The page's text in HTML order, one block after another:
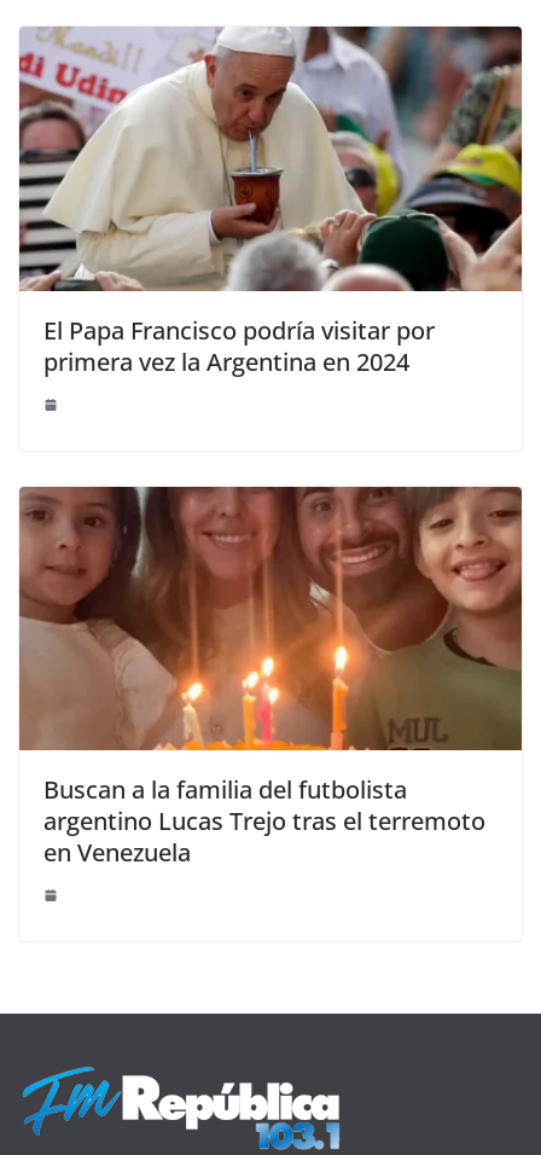
El Papa Francisco podría visitar por
primera vez la Argentina en 2024
Buscan a la familia del futbolista
argentino Lucas Trejo tras el terremoto
en Venezuela